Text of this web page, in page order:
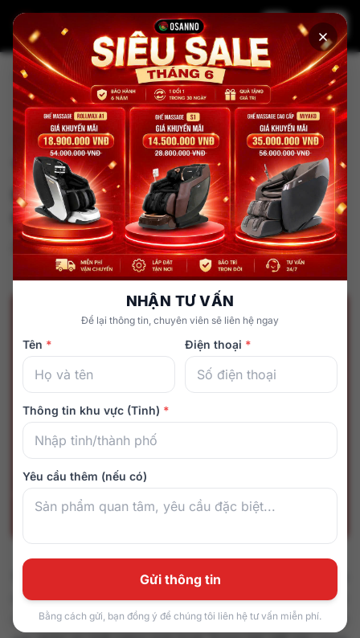
Trang chủ
Tin tức
Thoái hóa cột sống có nên dùng ghế massage không? Bí
quyết sử dụng
Kiến thức về sức khỏe
Thoái hóa cột sống có nên dùng
ghế massage không? Bí quyết sử
dụng
admin5 tháng 12, 2025
Thoái hóa cột sống không còn là nỗi lo mỗi ngày!
những người thường xuyên đau mỏi lưng, cổ hay vai, việc
chăm sóc cột sống đúng cách là chìa khóa giúp cải thiện
NHẬN TƯ VẤN
Để lại thông tin, chuyên viên sẽ liên hệ ngay
Tên * Điện thoại *
Thông tin khu vực (Tỉnh) *
Yêu cầu thêm (nếu có)
Gửi thông tin
Bằng cách gửi, bạn đồng ý để chúng tôi liên hệ tư vấn miễn phí.